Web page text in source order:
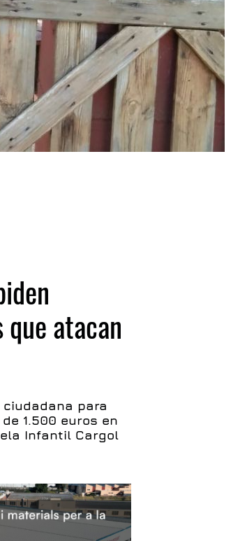
atacan
para
1.500 euros en
Infantil Cargol